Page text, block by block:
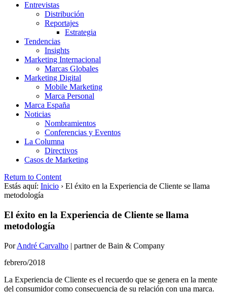
Entrevistas
Distribución
Reportajes
Estrategia
Tendencias
Insights
Marketing Internacional
Marcas Globales
Marketing Digital
Mobile Marketing
Marca Personal
Marca España
Noticias
Nombramientos
Conferencias y Eventos
La Columna
Directivos
Casos de Marketing
Return to Content
Estás aquí: Inicio › El éxito en la Experiencia de Cliente se llama
metodología
El éxito en la Experiencia de Cliente se llama
metodología
PorAndré Carvalho | partner de Bain & Company
febrero/2018
La Experiencia de Cliente es el recuerdo que se genera en la mente
del consumidor como consecuencia de su relación con una marca.